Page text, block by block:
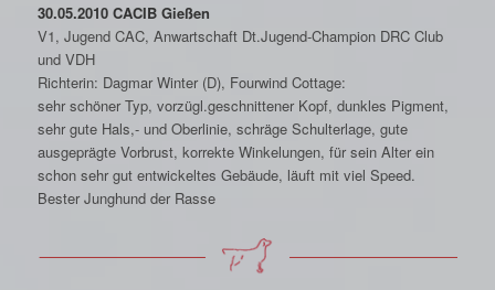
30.05.2010 CACIB Gießen
V1, Jugend CAC, Anwartschaft Dt.Jugend-Champion DRC Club
und VDH
Richterin: Dagmar Winter (D), Fourwind Cottage:
sehr schöner Typ, vorzügl.geschnittener Kopf, dunkles Pigment,
sehr gute Hals,- und Oberlinie, schräge Schulterlage, gute
ausgeprägte Vorbrust, korrekte Winkelungen, für sein Alter ein
schon sehr gut entwickeltes Gebäude, läuft mit viel Speed.
Bester Junghund der Rasse